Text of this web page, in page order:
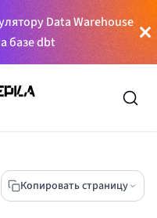
Data Warehouse
базе dbt
Копировать страницу